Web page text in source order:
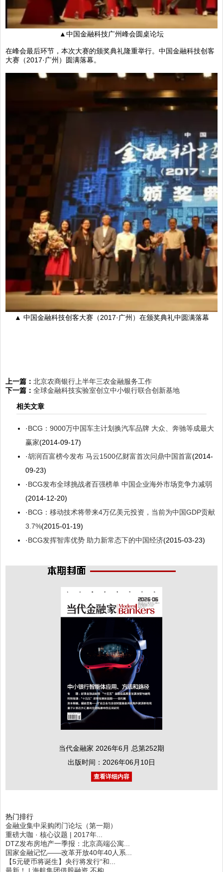
▲中国金融科技广州峰会圆桌论坛
在峰会最后环节，本次大赛的颁奖典礼隆重举行。中国金融科技创客
大赛（2017·广州）圆满落幕。
▲ 中国金融科技创客大赛（2017·广州）在颁奖典礼中圆满落幕
上一篇： 北京农商银行上半年三农金融服务工作
下一篇： 全球金融科技实验室创立中小银行联合创新基地
相关文章
·BCG：9000万中国车主计划换汽车品牌 大众、奔驰等成最大
赢家(2014-09-17)
·胡润百富榜今发布 马云1500亿财富首次问鼎中国首富(2014-
09-23)
·BCG发布全球挑战者百强榜单 中国企业海外市场竞争力减弱
(2014-12-20)
·BCG：移动技术将带来4万亿美元投资，当前为中国GDP贡献
3.7%(2015-01-19)
·BCG发挥智库优势 助力新常态下的中国经济(2015-03-23)
当代金融家 2026年6月 总第252期
出版时间：2026年06月10日
查看详细内容
热门排行
金融业集中采购闭门论坛（第一期）
重磅大咖 · 核心议题 | 2017年...
DTZ发布房地产一季报：北京高端公寓...
国家金融记忆——改革开放40年40人系...
【5元硬币将诞生】央行将发行“和...
最新！ | 海航集团借股融资 不构...